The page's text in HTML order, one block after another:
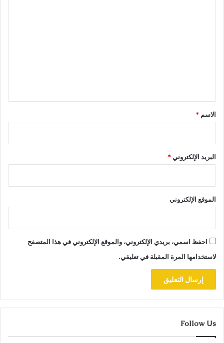
*
الاسم *
البريد الإلكتروني*
الموقع الإلكتروني
احفظ اسمي، بريدي الإلكتروني، والموقع الإلكتروني في هذا المتصفح
لاستخدامها المرة المقبلة في تعليقي.
Follow Us